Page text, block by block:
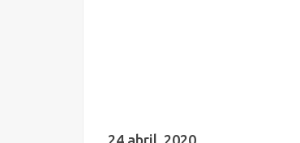
24 abril, 2020